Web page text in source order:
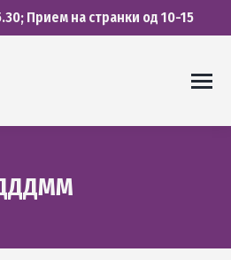
Прием на странки од 10-15